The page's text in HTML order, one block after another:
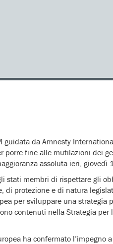
guidata da Amnesty
porre fine alle mutilazioni dei
assoluta ieri, giovedì
stati membri di rispettare gli
di protezione e di natura
per sviluppare una strategia
contenuti nella Strategia
ha confermato l’impegno